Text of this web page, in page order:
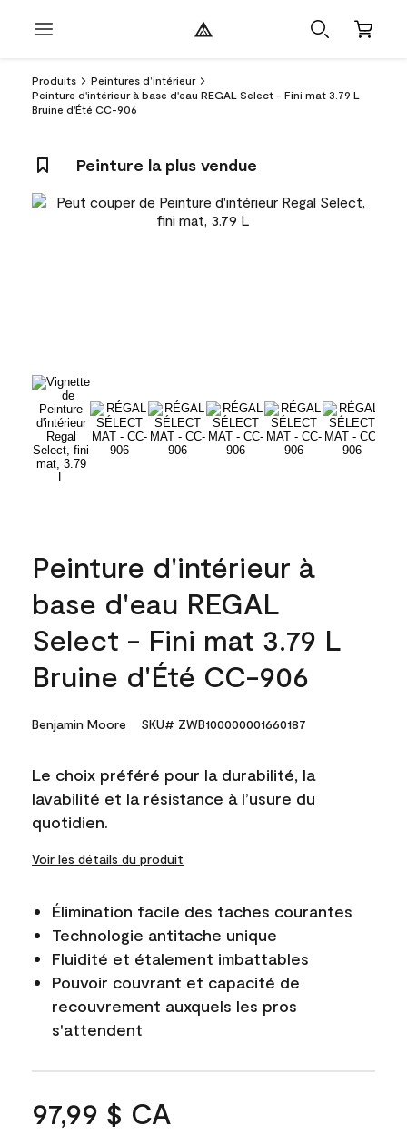
Produits
Peintures d’intérieur
Peinture d'intérieur à base d'eau REGAL Select - Fini mat 3.79 L
Bruine d'Été CC-906
Peinture la plus vendue
Peinture d'intérieur à
base d'eau REGAL
Select - Fini mat 3.79 L
Bruine d'Été CC-906
Benjamin Moore SKU# ZWB100000001660187
Le choix préféré pour la durabilité, la
lavabilité et la résistance à l’usure du
quotidien.
Voir les détails du produit
Élimination facile des taches courantes
Technologie antitache unique
Fluidité et étalement imbattables
Pouvoir couvrant et capacité de
recouvrement auxquels les pros
s'attendent
97,99 $ CA